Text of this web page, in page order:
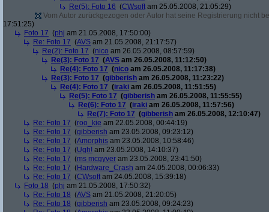
Re(5): Foto 16 (CWsoft am 25.05.2008, 21:05:29)
Vom Autor zurückgezogen oder Autor hat seine Registrierung nicht
17:51:25)
Foto 17 (phj am 21.05.2008, 17:50:00)
Re: Foto 17 (AVS am 21.05.2008, 21:17:57)
Re(2): Foto 17 (nico am 26.05.2008, 08:57:59)
Re(3): Foto 17 (AVS am 26.05.2008, 11:12:50)
Re(4): Foto 17 (nico am 26.05.2008, 11:17:38)
Re(3): Foto 17 (gibberish am 26.05.2008, 11:23:22)
Re(4): Foto 17 (iraki am 26.05.2008, 11:51:55)
Re(5): Foto 17 (gibberish am 26.05.2008, 11:55:55)
Re(6): Foto 17 (iraki am 26.05.2008, 11:57:56)
Re(7): Foto 17 (gibberish am 26.05.2008, 12:10:47)
Re: Foto 17 (roo_kie am 22.05.2008, 00:44:19)
Re: Foto 17 (gibberish am 23.05.2008, 09:23:12)
Re: Foto 17 (Amorphis am 23.05.2008, 10:58:46)
Re: Foto 17 (Ugh! am 23.05.2008, 14:10:37)
Re: Foto 17 (ms mcgyver am 23.05.2008, 23:41:50)
Re: Foto 17 (Hardware_Crash am 24.05.2008, 00:06:33)
Re: Foto 17 (CWsoft am 24.05.2008, 15:39:18)
Foto 18 (phj am 21.05.2008, 17:50:32)
Re: Foto 18 (AVS am 21.05.2008, 21:20:05)
Re: Foto 18 (gibberish am 23.05.2008, 09:24:23)